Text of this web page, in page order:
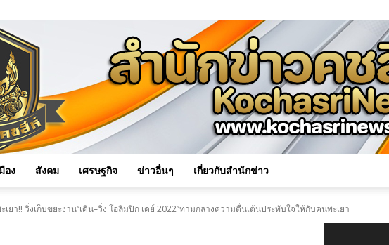
อง สังคม เศรษฐกิจ ข่าวอื่นๆ เกี่ยวกับสำนักข่าว
เยา!! วิ่งเก็บขยะงาน“เดิน–วิ่ง โอลิมปิก เดย์ 2022”ท่ามกลางความตื่นเต้นประทับใจให้กับคนพะเยา